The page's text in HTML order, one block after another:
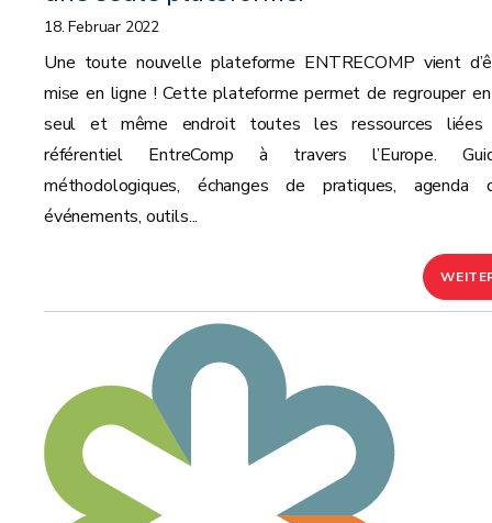
18. Februar 2022
Une toute nouvelle plateforme ENTRECOMP vient
mise en ligne ! Cette plateforme permet de regrouper
seul et même endroit toutes les ressources liées
référentiel EntreComp à travers l’Europe.
méthodologiques, échanges de pratiques, agenda
événements, outils...